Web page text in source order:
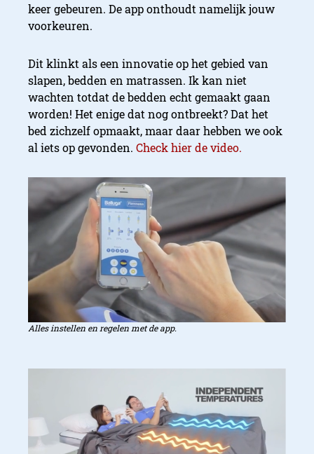
Smart bed
keer gebeuren. De app onthoudt namelijk jouw
voorkeuren.
Dit klinkt als een innovatie op het gebied van
slapen, bedden en matrassen. Ik kan niet
wachten totdat de bedden echt gemaakt gaan
worden! Het enige dat nog ontbreekt? Dat het
bed zichzelf opmaakt, maar daar hebben we ook
al iets op gevonden. Check hier de video.
Alles instellen en regelen met de app.